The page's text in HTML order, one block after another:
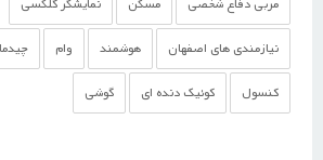
نیازمندی های اصفهان هوشمند وام
کنسول کوئیک دنده ای گوشی‌